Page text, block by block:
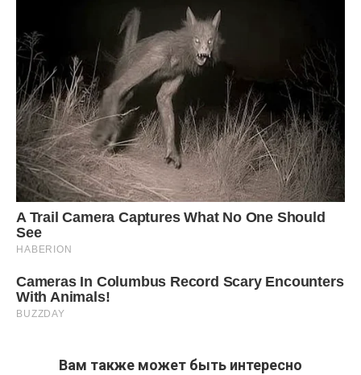
Вам также может быть интересно